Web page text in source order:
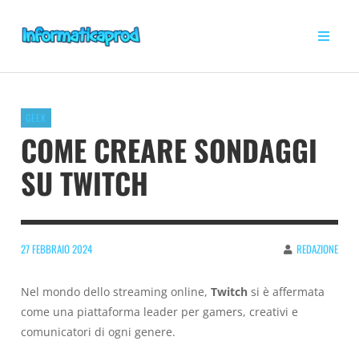
GEEK
COME CREARE SONDAGGI
SU TWITCH
27 FEBBRAIO 2024 REDAZIONE
Nel mondo dello streaming online, Twitch si è affermata
come una piattaforma leader per gamers, creativi e
comunicatori di ogni genere.